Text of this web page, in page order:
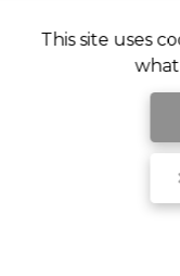
This site uses